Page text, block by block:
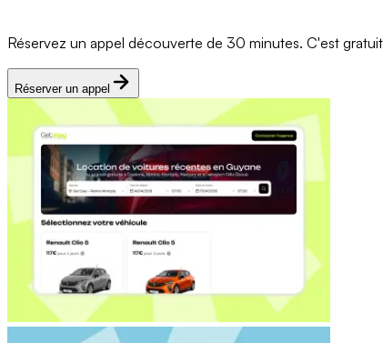
Réservez un appel découverte de 30 minutes. C'est
Réserver un appel